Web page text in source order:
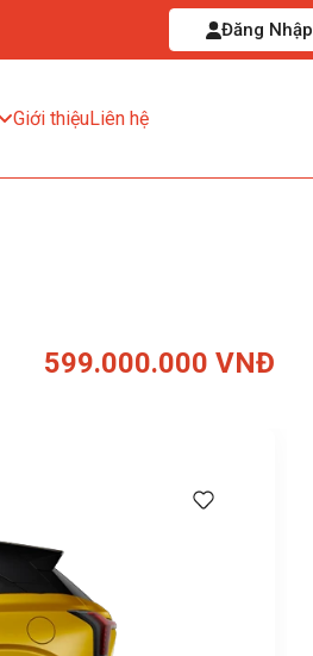
Đăng Nhập
Giới thiệuLiên hệ
599.000.000 VNĐ